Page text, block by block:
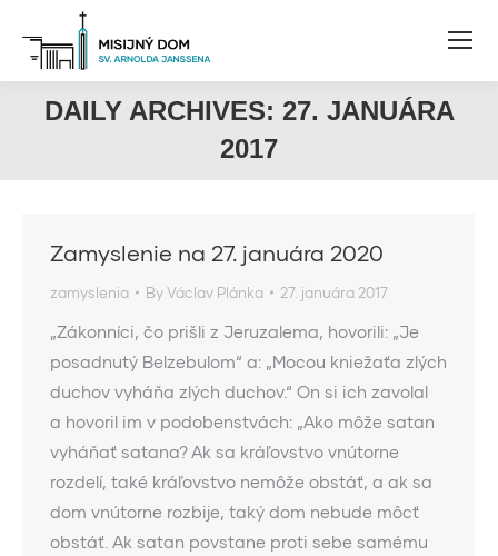
DAILY ARCHIVES: 27. JANUÁRA
2017
Zamyslenie na 27. januára 2020
zamyslenia ByVáclav Plánka 27. januára 2017
„Zákonníci, čo prišli z Jeruzalema, hovorili: „Je
posadnutý Belzebulom“ a: „Mocou kniežaťa zlých
duchov vyháňa zlých duchov.“ On si ich zavolal
a hovoril im v podobenstvách: „Ako môže satan
vyháňať satana? Ak sa kráľovstvo vnútorne
rozdelí, také kráľovstvo nemôže obstáť, a ak sa
dom vnútorne rozbije, taký dom nebude môcť
obstáť. Ak satan povstane proti sebe samému